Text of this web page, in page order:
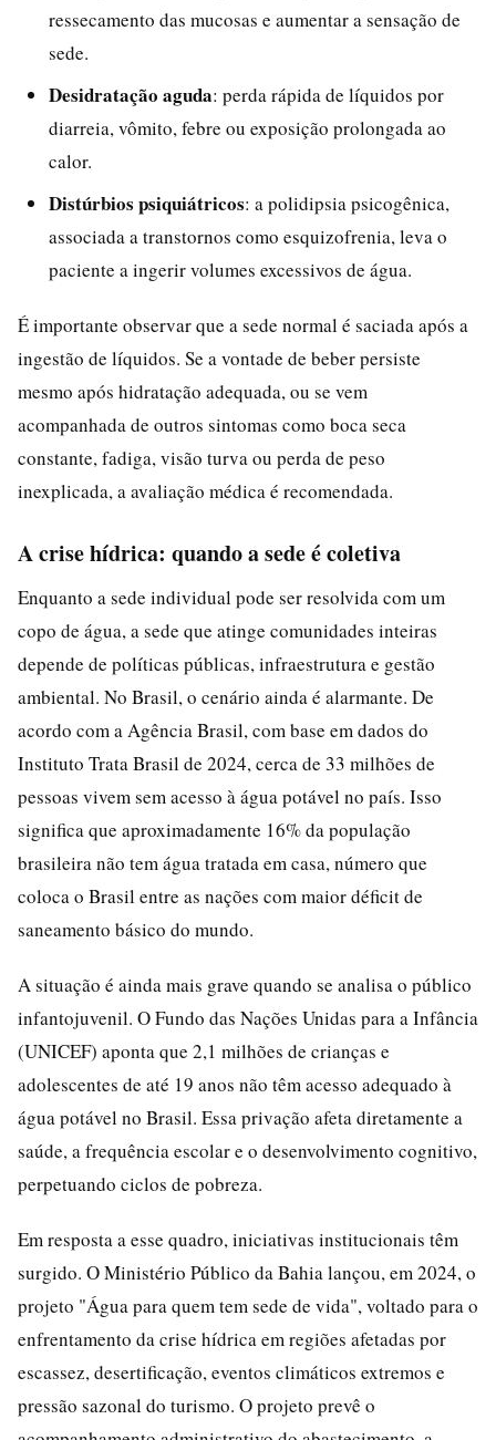
ressecamento das mucosas e aumentar a sensação de
sede.
Desidratação aguda: perda rápida de líquidos por
diarreia, vômito, febre ou exposição prolongada ao
calor.
Distúrbios psiquiátricos: a polidipsia psicogênica,
associada a transtornos como esquizofrenia, leva o
paciente a ingerir volumes excessivos de água.
É importante observar que a sede normal é saciada após a
ingestão de líquidos. Se a vontade de beber persiste
mesmo após hidratação adequada, ou se vem
acompanhada de outros sintomas como boca seca
constante, fadiga, visão turva ou perda de peso
inexplicada, a avaliação médica é recomendada.
A crise hídrica: quando a sede é coletiva
Enquanto a sede individual pode ser resolvida com um
copo de água, a sede que atinge comunidades inteiras
depende de políticas públicas, infraestrutura e gestão
ambiental. No Brasil, o cenário ainda é alarmante. De
acordo com a Agência Brasil, com base em dados do
Instituto Trata Brasil de 2024, cerca de 33 milhões de
pessoas vivem sem acesso à água potável no país. Isso
significa que aproximadamente 16% da população
brasileira não tem água tratada em casa, número que
coloca o Brasil entre as nações com maior déficit de
saneamento básico do mundo.
A situação é ainda mais grave quando se analisa o público
infantojuvenil. O Fundo das Nações Unidas para a Infância
(UNICEF) aponta que 2,1 milhões de crianças e
adolescentes de até 19 anos não têm acesso adequado à
água potável no Brasil. Essa privação afeta diretamente a
saúde, a frequência escolar e o desenvolvimento cognitivo,
perpetuando ciclos de pobreza.
Em resposta a esse quadro, iniciativas institucionais têm
surgido. O Ministério Público da Bahia lançou, em 2024, o
projeto "Água para quem tem sede de vida", voltado para o
enfrentamento da crise hídrica em regiões afetadas por
escassez, desertificação, eventos climáticos extremos e
pressão sazonal do turismo. O projeto prevê o